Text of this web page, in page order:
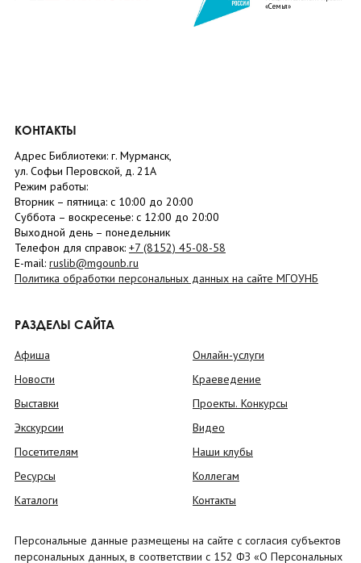
«Семья»
КОНТАКТЫ
Адрес Библиотеки: г. Мурманск,
ул. Софьи Перовской, д. 21А
Режим работы:
Вторник – пятница: с 10:00 до 20:00
Суббота – воскресенье: c 12:00 до 20:00
Выходной день – понедельник
Телефон для справок: +7 (8152) 45-08-58
E-mail: ruslib@mgounb.ru
Политика обработки персональных данных на сайте МГОУНБ
РАЗДЕЛЫ САЙТА
Афиша
Новости
Выставки
Экскурсии
Посетителям
Ресурсы
Каталоги
Онлайн-услуги
Краеведение
Проекты. Конкурсы
Видео
Наши клубы
Коллегам
Контакты
Персональные данные размещены на сайте с согласия субъектов
персональных данных, в соответствии с 152 ФЗ «О Персональных